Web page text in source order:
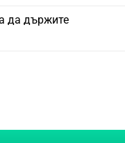
да държите